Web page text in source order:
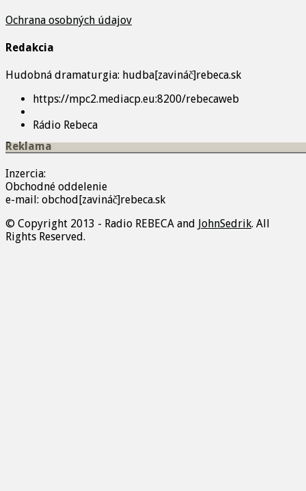
Ochrana osobných údajov
Redakcia
Hudobná dramaturgia: hudba[zavináč]rebeca.sk
https://mpc2.mediacp.eu:8200/rebecaweb
Rádio Rebeca
Reklama
Inzercia:
Obchodné oddelenie
e-mail: obchod[zavináč]rebeca.sk
© Copyright 2013 - Radio REBECA and JohnSedrik. All
Rights Reserved.